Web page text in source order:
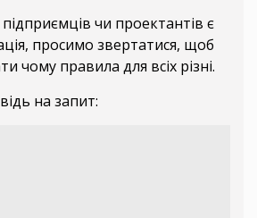
чи проектантів є
просимо звертатися, щоб
чому правила для всіх різні.
на запит: